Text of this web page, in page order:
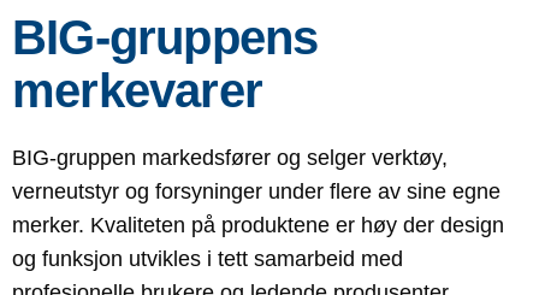
BIG-gruppens
merkevarer
BIG-gruppen markedsfører og selger verktøy,
verneutstyr og forsyninger under flere av sine egne
merker. Kvaliteten på produktene er høy der design
og funksjon utvikles i tett samarbeid med